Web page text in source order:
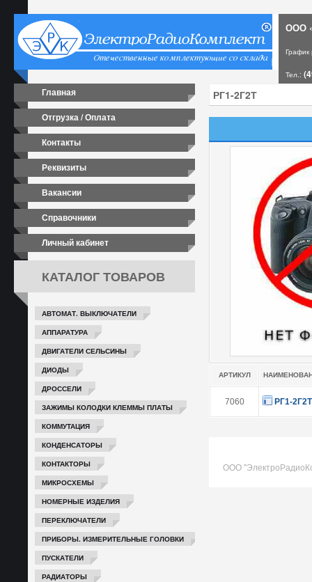
ООО
Тел.:
Главная
Отгрузка / Оплата
Контакты
Реквизиты
Вакансии
Справочники
Личный кабинет
КАТАЛОГ ТОВАРОВ
АВТОМАТ. ВЫКЛЮЧАТЕЛИ
АППАРАТУРА
ДВИГАТЕЛИ СЕЛЬСИНЫ
ДИОДЫ
ДРОССЕЛИ
ЗАЖИМЫ КОЛОДКИ КЛЕММЫ ПЛАТЫ
КОММУТАЦИЯ
КОНДЕНСАТОРЫ
КОНТАКТОРЫ
МИКРОСХЕМЫ
НОМЕРНЫЕ ИЗДЕЛИЯ
ПЕРЕКЛЮЧАТЕЛИ
ПРИБОРЫ. ИЗМЕРИТЕЛЬНЫЕ ГОЛОВКИ
ПУСКАТЕЛИ
РАДИАТОРЫ
АРТИКУЛ
7060 РГ1-2Г2Т
ООО